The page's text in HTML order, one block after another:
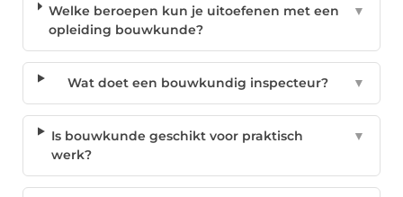
Welke beroepen kun je uitoefenen met een
opleiding bouwkunde?
▼
Wat doet een bouwkundig inspecteur? ▼
Is bouwkunde geschikt voor praktisch
werk?
▼